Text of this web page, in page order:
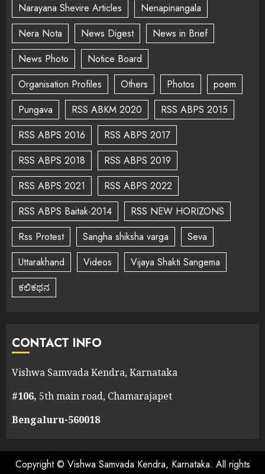
Narayana Shevire Articles
Nenapinangala
Nera Nota
News Digest
News in Brief
News Photo
Notice Board
Organisation Profiles
Others Photos
poem
Pungava
RSS ABKM 2020
RSS ABPS 2015
RSS ABPS 2016
RSS ABPS 2017
RSS ABPS 2018
RSS ABPS 2019
RSS ABPS 2021
RSS ABPS 2022
RSS ABPS Baitak-2014
RSS NEW HORIZONS
Rss Protest
Sangha shiksha varga
Seva
Uttarakhand
Videos
Vijaya Shakti Sangema
ಕಲಿಕಥನ
CONTACT INFO
Vishwa Samvada Kendra, Karnataka
#106, 5th main road, Chamarajapet
Bengaluru-560018
Copyright © Vishwa Samvada Kendra, Karnataka. All rights